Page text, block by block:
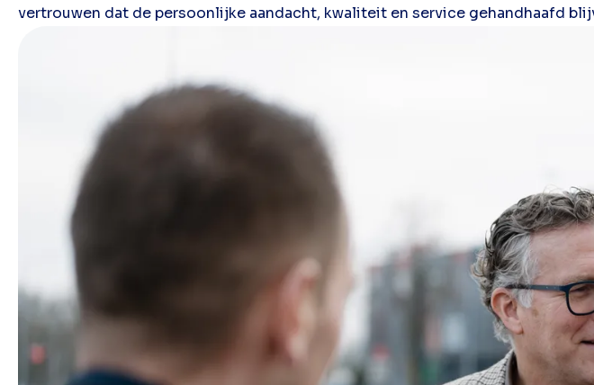
vertrouwen dat de persoonlijke aandacht, kwaliteit en service gehandhaafd